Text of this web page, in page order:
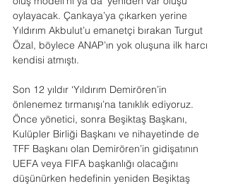
oylayacak. Çankaya’ya çıkarken yerine
Yıldırım Akbulut’u emanetçi bırakan Turgut
Özal, böylece ANAP’ın yok oluşuna ilk harcı
kendisi atmıştı.
Son 12 yıldır ‘Yıldırım Demirören’in
önlenemez tırmanışı’na tanıklık ediyoruz.
Önce yönetici, sonra Beşiktaş Başkanı,
Kulüpler Birliği Başkanı ve nihayetinde de
TFF Başkanı olan Demirören’in gidişatının
UEFA veya FIFA başkanlığı olacağını
düşünürken hedefinin yeniden Beşiktaş